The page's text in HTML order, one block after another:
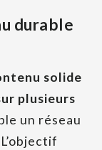
durable
solide
plusieurs
un réseau